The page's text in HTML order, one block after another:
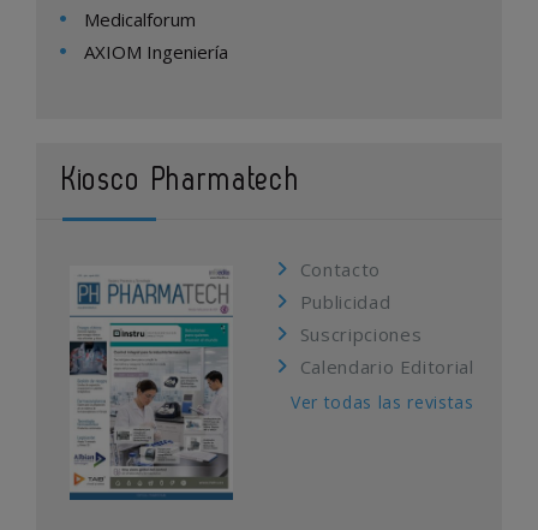
Medicalforum
AXIOM Ingeniería
Kiosco Pharmatech
Contacto
Publicidad
Suscripciones
Calendario Editorial
Ver todas las revistas